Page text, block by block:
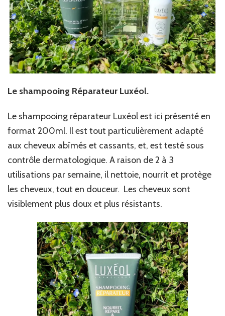
Le shampooing Réparateur Luxéol.
Le shampooing réparateur Luxéol est ici présenté en
format 200ml. Il est tout particulièrement adapté
aux cheveux abîmés et cassants, et, est testé sous
contrôle dermatologique. A raison de 2 à 3
utilisations par semaine, il nettoie, nourrit et protège
les cheveux, tout en douceur. Les cheveux sont
visiblement plus doux et plus résistants.